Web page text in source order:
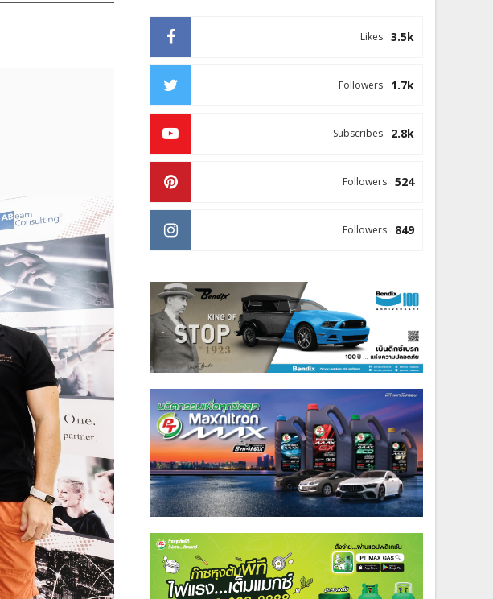
3.5k
Likes
1.7k
Followers
2.8k
Subscribes
524
Followers
849
Followers